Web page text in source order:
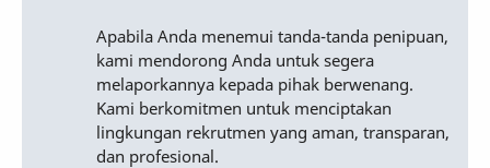
Apabila Anda menemui tanda-tanda penipuan,
kami mendorong Anda untuk segera
melaporkannya kepada pihak berwenang.
Kami berkomitmen untuk menciptakan
lingkungan rekrutmen yang aman, transparan,
dan profesional.